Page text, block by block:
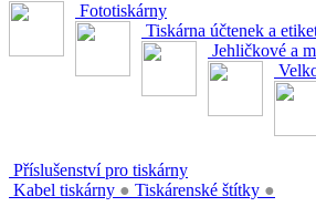
Fototiskárny
Tiskárna účtenek a
Jehličkové a
Příslušenství pro tiskárny
Kabel tiskárny ● Tiskárenské štítky ●